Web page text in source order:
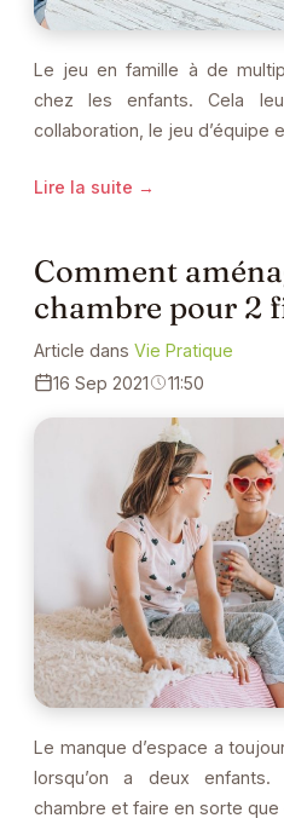
Le jeu en famille à de
chez les enfants. Cela
collaboration, le jeu
Lire la suite →
Comment
chambre pour 2
Article dans Vie Pratique
16 Sep 2021
11:50
Le manque d’espace a
lorsqu’on a deux
chambre et faire en sorte